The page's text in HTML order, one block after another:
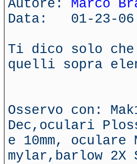
Autore: Marco
Data: 01-23-06
Ti dico solo
quelli sopra
Osservo con:
Dec,oculari
e 10mm,
mylar,barlow 2X